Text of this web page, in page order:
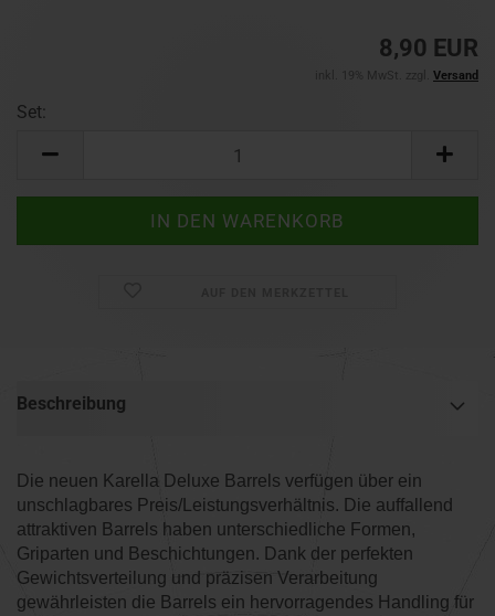
8,90 EUR
inkl. 19% MwSt. zzgl. Versand
Set:
Beschreibung
Die neuen Karella Deluxe Barrels verfügen über ein
unschlagbares Preis/Leistungsverhältnis. Die auffallend
attraktiven Barrels haben unterschiedliche Formen,
Griparten und Beschichtungen. Dank der perfekten
Gewichtsverteilung und präzisen Verarbeitung
gewährleisten die Barrels ein hervorragendes Handling für